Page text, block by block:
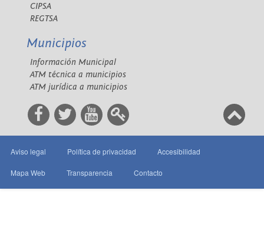
CIPSA
REGTSA
Municipios
Información Municipal
ATM técnica a municipios
ATM jurídica a municipios
Aviso legal Política de privacidad Accesibilidad
Mapa Web Transparencia Contacto